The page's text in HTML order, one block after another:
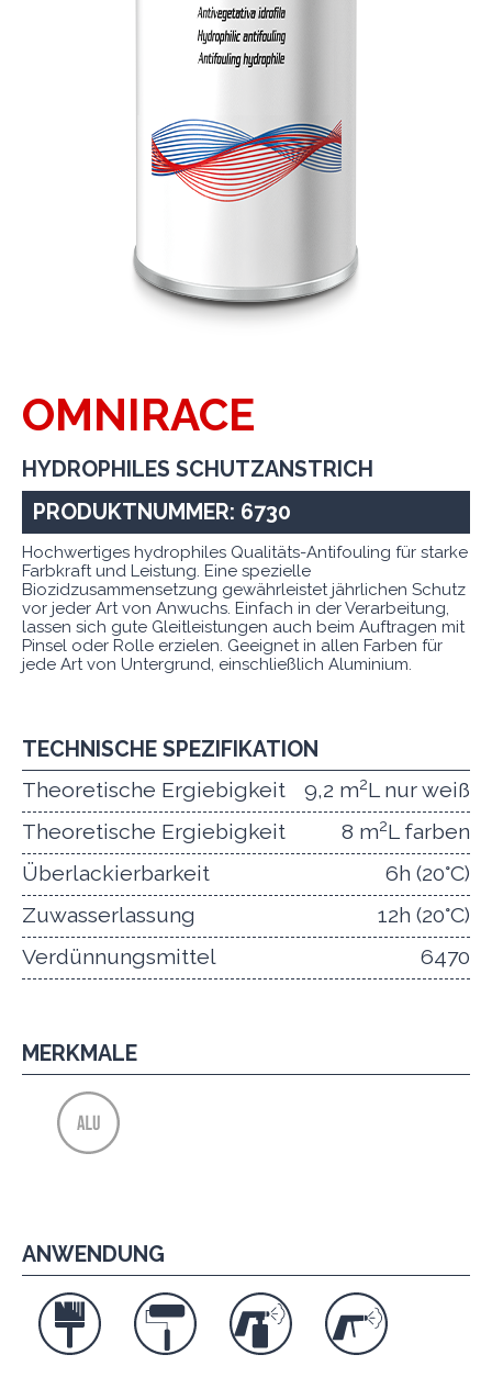
OMNIRACE
HYDROPHILES SCHUTZANSTRICH
PRODUKTNUMMER: 6730
Hochwertiges hydrophiles Qualitäts-Antifouling für starke
Farbkraft und Leistung. Eine spezielle
Biozidzusammensetzung gewährleistet jährlichen Schutz
vor jeder Art von Anwuchs. Einfach in der Verarbeitung,
lassen sich gute Gleitleistungen auch beim Auftragen mit
Pinsel oder Rolle erzielen. Geeignet in allen Farben für
jede Art von Untergrund, einschließlich Aluminium.
TECHNISCHE SPEZIFIKATION
Theoretische Ergiebigkeit
9,2 m2L nur weiß
Theoretische Ergiebigkeit
8 m2L farben
Überlackierbarkeit
6h (20°C)
Zuwasserlassung
12h (20°C)
Verdünnungsmittel
6470
MERKMALE
ANWENDUNG